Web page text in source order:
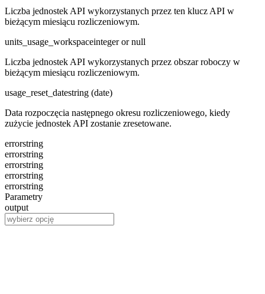
Liczba jednostek API wykorzystanych przez ten klucz API w
bieżącym miesiącu rozliczeniowym.
units_usage_workspaceinteger or null
Liczba jednostek API wykorzystanych przez obszar roboczy w
bieżącym miesiącu rozliczeniowym.
usage_reset_datestring (date)
Data rozpoczęcia następnego okresu rozliczeniowego, kiedy
zużycie jednostek API zostanie zresetowane.
errorstring
errorstring
errorstring
errorstring
errorstring
Parametry
output